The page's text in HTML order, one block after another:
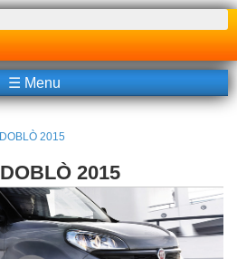
☰ Menu
DOBLÒ 2015
2015